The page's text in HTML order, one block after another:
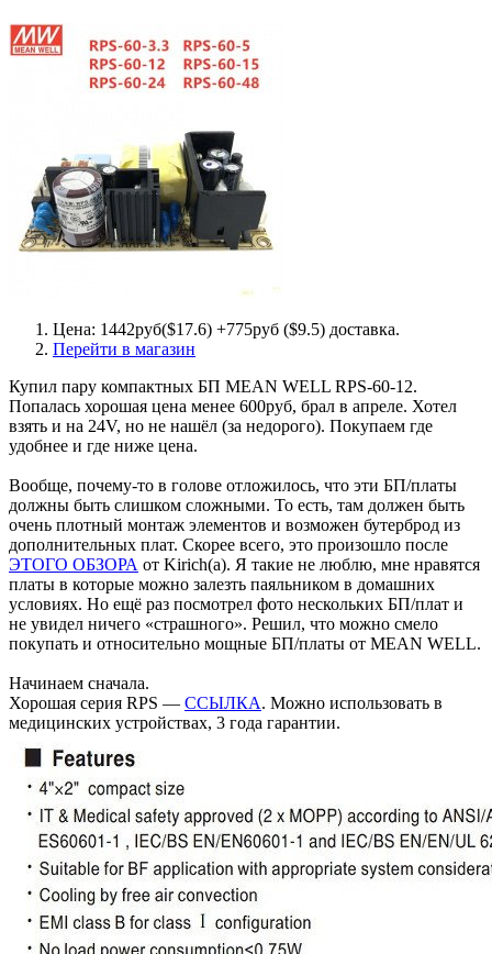
Цена: 1442руб($17.6) +775руб ($9.5) доставка.
Перейти в магазин
Купил пару компактных БП MEAN WELL RPS-60-12.
Попалась хорошая цена менее 600руб, брал в апреле. Хотел
взять и на 24V, но не нашёл (за недорого). Покупаем где
удобнее и где ниже цена.
Вообще, почему-то в голове отложилось, что эти БП/платы
должны быть слишком сложными. То есть, там должен быть
очень плотный монтаж элементов и возможен бутерброд из
дополнительных плат. Скорее всего, это произошло после
ЭТОГО ОБЗОРА от Kirich(a). Я такие не люблю, мне нравятся
платы в которые можно залезть паяльником в домашних
условиях. Но ещё раз посмотрел фото нескольких БП/плат и
не увидел ничего «страшного». Решил, что можно смело
покупать и относительно мощные БП/платы от MEAN WELL.
Начинаем сначала.
Хорошая серия RPS — ССЫЛКА. Можно использовать в
медицинских устройствах, 3 года гарантии.